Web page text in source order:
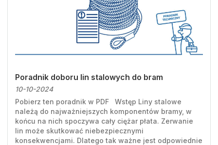
Poradnik doboru lin stalowych do bram
10-10-2024
Pobierz ten poradnik w PDF Wstęp Liny stalowe
należą do najważniejszych komponentów bramy, w
końcu na nich spoczywa cały ciężar płata. Zerwanie
lin może skutkować niebezpiecznymi
konsekwencjami. Dlatego tak ważne jest odpowiednie